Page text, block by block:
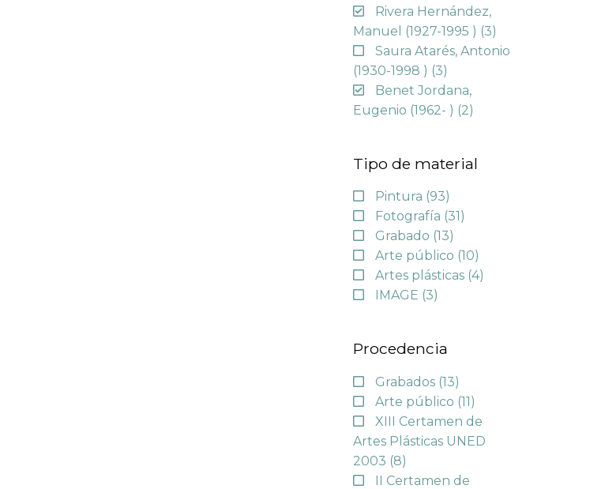
Rivera Hernández,
Manuel (1927-1995 ) (3)
Saura Atarés, Antonio
(1930-1998 ) (3)
Benet Jordana,
Eugenio (1962- ) (2)
Tipo de material
Pintura (93)
Fotografía (31)
Grabado (13)
Arte público (10)
Artes plásticas (4)
IMAGE (3)
Procedencia
Grabados (13)
Arte público (11)
XIII Certamen de
Artes Plásticas UNED
2003 (8)
II Certamen de